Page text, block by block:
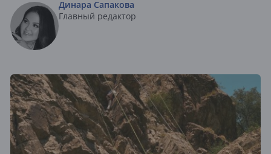
Динара Сапакова
Главный редактор